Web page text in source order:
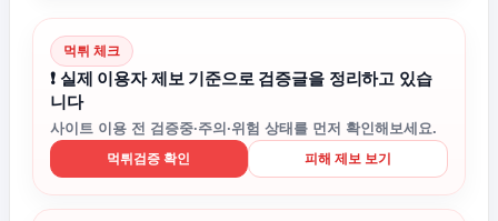
먹튀 체크
❗ 실제 이용자 제보 기준으로 검증글을 정리하고 있습
니다
사이트 이용 전 검증중·주의·위험 상태를 먼저 확인해보세요.
먹튀검증 확인 피해 제보 보기